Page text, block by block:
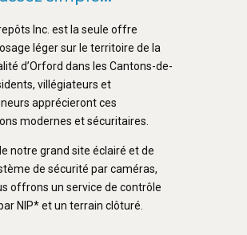
Inc. est la seule offre
léger sur le territoire de la
d’Orford dans les Cantons-de-
villégiateurs et
apprécieront ces
modernes et sécuritaires.
notre grand site éclairé et de
de sécurité par caméras,
offrons un service de contrôle
NIP* et un terrain clôturé.